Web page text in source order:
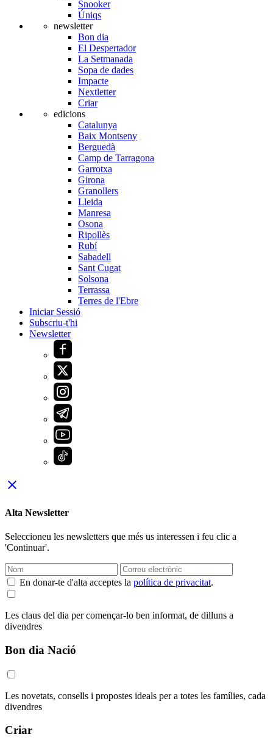
Snooker
Úniqs
newsletter
Bon dia
El Despertador
La Setmanada
Sopa de dades
Impacte
Nextletter
Criar
edicions
Catalunya
Baix Montseny
Berguedà
Camp de Tarragona
Garrotxa
Girona
Granollers
Lleida
Manresa
Osona
Ripollès
Rubí
Sabadell
Sant Cugat
Solsona
Terrassa
Terres de l'Ebre
Iniciar Sessió
Subscriu-t'hi
Newsletter
close
Alta Newsletter
Seleccioneu les newsletters que més us interessen i feu clic a
'Continuar'.
En donar-te d'alta acceptes la política de privacitat.
Les claus del dia per començar-lo ben informat, de dilluns a
divendres
Bon dia Nació
Les novetats, consells i propostes ideals per a totes les famílies, cada
divendres
Criar